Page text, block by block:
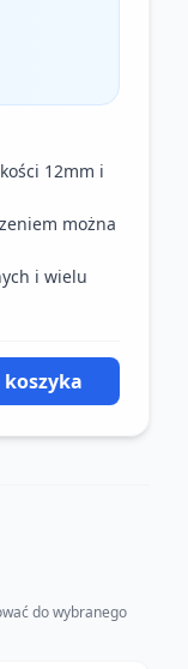
12mm i
można
i wielu
do wybranego